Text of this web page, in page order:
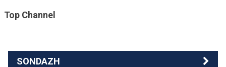
Top Channel
SONDAZH